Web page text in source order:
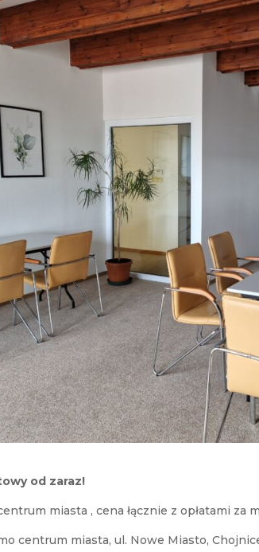
od zaraz!
miasta , cena łącznie z opłatami za
centrum miasta, ul. Nowe Miasto,